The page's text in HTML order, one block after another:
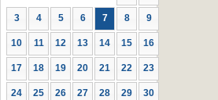
3 4 5 6 7 8 9
10 11 12 13 14 15 16
17 18 19 20 21 22 23
24 25 26 27 28 29 30